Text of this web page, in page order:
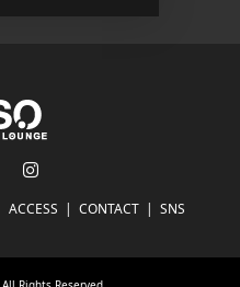
ACCESS CONTACT SNS